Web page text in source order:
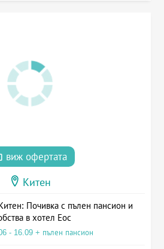
виж офертата
Китен
Почивка с пълен пансион и
в хотел Еос
- 16.09 + пълен пансион